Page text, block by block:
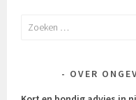
Zoeken
OVER